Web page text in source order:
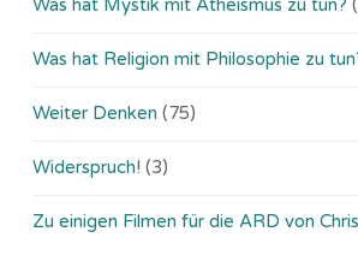
Was hat Mystik mit Atheismus zu tun?
Was hat Religion mit Philosophie zu
Weiter Denken (75)
Widerspruch! (3)
Zu einigen Filmen für die ARD von